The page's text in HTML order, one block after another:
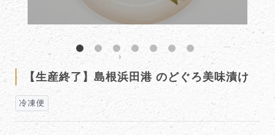
【生産終了】島根浜田港 のどぐろ美味漬け
冷凍便